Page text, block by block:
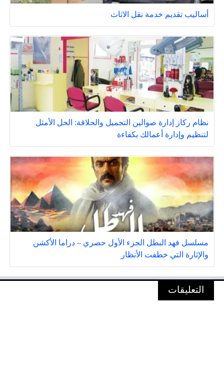
أساليب تقديم خدمة نقل الاثاث
نظام ركاز إدارة صوالين التجميل والحلاقة: الحل الأمثل
لتنظيم وإدارة أعمالك بكفاءة
مسلسل فهد البطل الجزء الأول حصري – دراما الأكشن
والإثارة التي خطفت الأنظار
التعليقات